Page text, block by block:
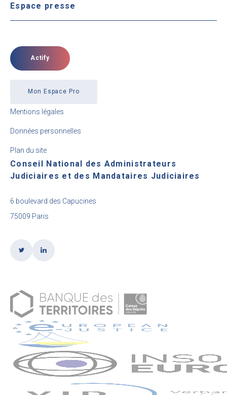
Espace presse
Actify
Mon Espace Pro
Mentions légales
Données personnelles
Plan du site
Conseil National des Administrateurs
Judiciaires et des Mandataires Judiciaires
6 boulevard des Capucines
75009 Paris